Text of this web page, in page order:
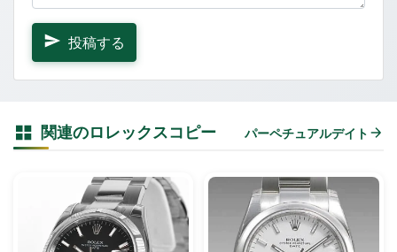
投稿する
関連のロレックスコピー パーペチュアルデイト